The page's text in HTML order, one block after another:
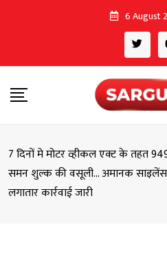
6 August
7 दिनों मे मोटर व्हीकल एक्ट के तहत
समन शुल्क की वसूली… अमानक
लगातार कार्रवाई जारी